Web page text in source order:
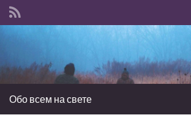
Обо всем на свете